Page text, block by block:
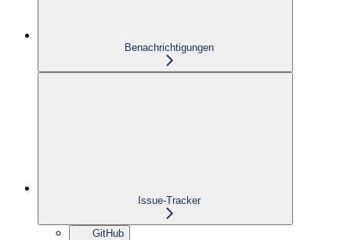
Benachrichtigungen
Issue-Tracker
GitHub